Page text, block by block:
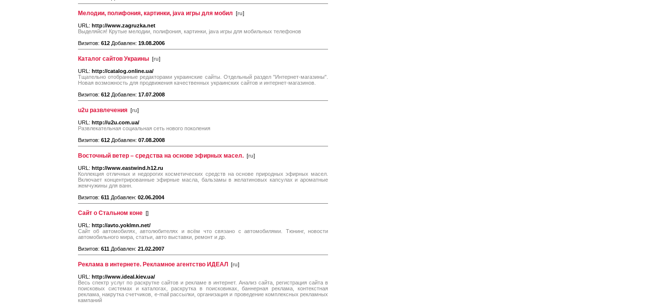
Мелодии, полифония, картинки, java игры для мобил [ru]
URL: http://www.zagruzka.net
Выделяйся! Крутые мелодии, полифония, картинки, java игры для мобильных телефонов
Визитов: 612 Добавлен: 19.08.2006
Каталог сайтов Украины [ru]
URL: http://catalog.online.ua/
Тщательно отобранные редакторами украинские сайты. Отдельный раздел "Интернет-магазины".
Новая возможность для продвижения качественных украинских сайтов и интернет-магазинов.
Визитов: 612 Добавлен: 17.07.2008
u2u развлечения [ru]
URL: http://u2u.com.ua/
Развлекательная социальная сеть нового поколения
Визитов: 612 Добавлен: 07.08.2008
Восточный ветер – средства на основе эфирных масел. [ru]
URL: http://www.eastwind.h12.ru
Коллекция отличных и недорогих косметических средств на основе природных эфирных масел.
Включает концентрированные эфирные масла, бальзамы в желатиновых капсулах и ароматные
жемчужины для ванн.
Визитов: 611 Добавлен: 02.06.2004
Сайт о Стальном коне []
URL: http://avto.yoklmn.net/
Сайт об автомобилях, автолюбителях и всём что связано с автомобилями. Тюнинг, новости
автомобильного мира, статьи, авто выставки, ремонт и др.
Визитов: 611 Добавлен: 21.02.2007
Реклама в интернете. Рекламное агентство ИДЕАЛ [ru]
URL: http://www.ideal.kiev.ua/
Весь спектр услуг по раскрутке сайтов и рекламе в интернет. Анализ сайта, регистрация сайта в
поисковых системах и каталогах, раскрутка в поисковиках, баннерная реклама, контекстная
реклама, накрутка счетчиков, e-mail рассылки, организация и проведение комплексных рекламных
кампаний